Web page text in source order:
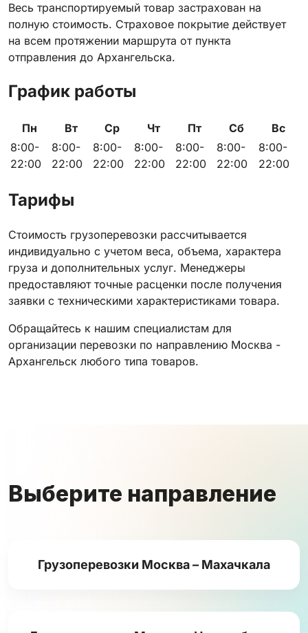
Весь транспортируемый товар застрахован на
полную стоимость. Страховое покрытие действует
на всем протяжении маршрута от пункта
отправления до Архангельска.
График работы
Пн Вт Ср Чт Пт Сб
Вс
8:00-
22:00
8:00-
22:00
8:00-
22:00
8:00-
22:00
8:00-
22:00
8:00-
22:00
8:00-
22:00
Тарифы
Стоимость грузоперевозки рассчитывается
индивидуально с учетом веса, объема, характера
груза и дополнительных услуг. Менеджеры
предоставляют точные расценки после получения
заявки с техническими характеристиками товара.
Обращайтесь к нашим специалистам для
организации перевозки по направлению Москва -
Архангельск любого типа товаров.
Выберите направление
Грузоперевозки Москва – Махачкала